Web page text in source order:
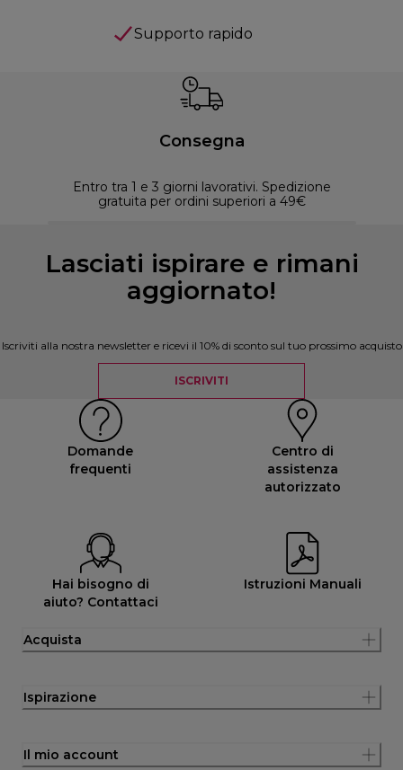
Supporto rapido
Consegna
Entro tra 1 e 3 giorni lavorativi. Spedizione
gratuita per ordini superiori a 49€
Lasciati ispirare e rimani
aggiornato!
Iscriviti alla nostra newsletter e ricevi il 10% di sconto sul tuo prossimo acquisto
ISCRIVITI
Domande
frequenti
Centro di
assistenza
autorizzato
Hai bisogno di
aiuto? Contattaci
Istruzioni Manuali
Acquista
Ispirazione
Il mio account